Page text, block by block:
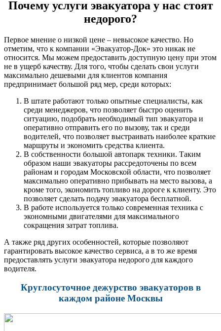
Почему услуги эвакуатора у нас стоят
недорого?
Первое мнение о низкой цене – невысокое качество. Но
отметим, что к компании «Эвакуатор-Док» это никак не
относится. Мы можем предоставить доступную цену при этом
не в ущерб качеству. Для того, чтобы сделать свои услуги
максимально дешевыми для клиентов компания
предпринимает большой ряд мер, среди которых:
В штате работают только опытные специалисты, как
среди менеджеров, что позволяет быстро оценить
ситуацию, подобрать необходимый тип эвакуатора и
оперативно отправить его по вызову, так и среди
водителей, что позволяет выстраивать наиболее краткие
маршруты и экономить средства клиента.
В собственности большой автопарк техники. Таким
образом наши эвакуаторы рассредоточены по всем
районам и городам Московской области, что позволяет
максимально оперативно прибывать на место вызова, а
кроме того, экономить топливо на дороге к клиенту. Это
позволяет сделать подачу эвакуатора бесплатной.
В работе используется только современная техника с
экономными двигателями для максимального
сокращения затрат топлива.
А также ряд других особенностей, которые позволяют
гарантировать высокое качество сервиса, а в то же время
предоставлять услуги эвакуатора недорого для каждого
водителя.
Круглосуточное дежурство эвакуаторов в
каждом районе Москвы